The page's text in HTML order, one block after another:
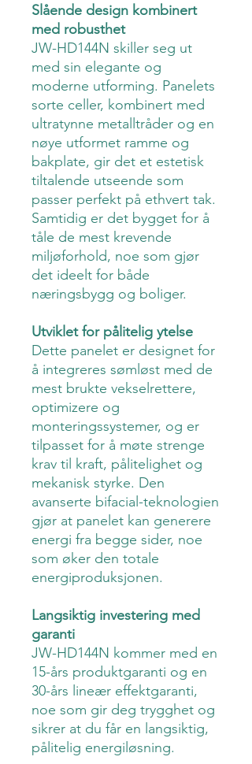
Slående design kombinert
med robusthet
JW-HD144N skiller seg ut
med sin elegante og
moderne utforming. Panelets
sorte celler, kombinert med
ultratynne metalltråder og en
nøye utformet ramme og
bakplate, gir det et estetisk
tiltalende utseende som
passer perfekt på ethvert tak.
Samtidig er det bygget for å
tåle de mest krevende
miljøforhold, noe som gjør
det ideelt for både
næringsbygg og boliger.
Utviklet for pålitelig ytelse
Dette panelet er designet for
å integreres sømløst med de
mest brukte vekselrettere,
optimizere og
monteringssystemer, og er
tilpasset for å møte strenge
krav til kraft, pålitelighet og
mekanisk styrke. Den
avanserte bifacial-teknologien
gjør at panelet kan generere
energi fra begge sider, noe
som øker den totale
energiproduksjonen.
Langsiktig investering med
garanti
JW-HD144N kommer med en
15-års produktgaranti og en
30-års lineær effektgaranti,
noe som gir deg trygghet og
sikrer at du får en langsiktig,
pålitelig energiløsning.